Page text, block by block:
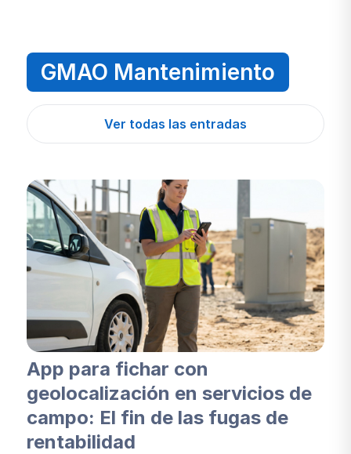
GMAO Mantenimiento
Ver todas las entradas
App para fichar con
geolocalización en servicios de
campo: El fin de las fugas de
rentabilidad